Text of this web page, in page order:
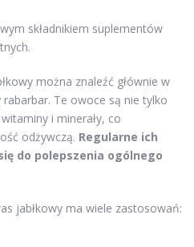
składnikiem suplementów
można znaleźć głównie w
Te owoce są nie tylko
i minerały, co
odżywczą. Regularne ich
do polepszenia ogólnego
jabłkowy ma wiele zastosowań: